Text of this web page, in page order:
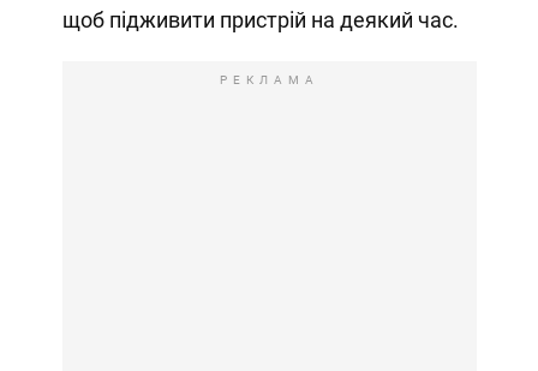
щоб підживити пристрій на деякий час.
РЕКЛАМА